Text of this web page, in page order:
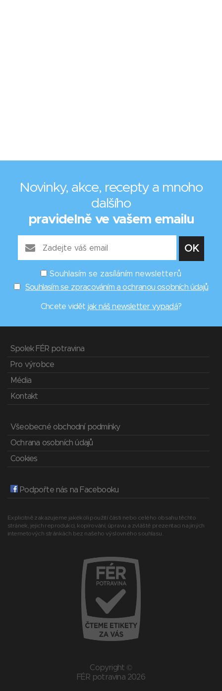
Novinky, akce, recepty a mnoho
dalšího
pravidelně ve vašem emailu
Souhlasím se zasíláním newsletterů
Souhlasím se zpracováním a ochranou osobních údajů
Chcete vidět jak náš newsletter vypadá?
Spolek FÉR potravina
Pro výrobce
Média
Kontakt
Všeobecné obchodní podmínky
Ochrana osobních údajů
Cookies
Podpořte nás na Facebooku
Explicitně zakazujeme jakékoli použití části nebo celého obsahu těchto
stránek, jejich reprodukci, kopírování, úpravu a zvláště prezentaci na jiných
internetových stránkách bez našeho výslovného souhlasu.
Copyright ©
FÉR potravina 2026